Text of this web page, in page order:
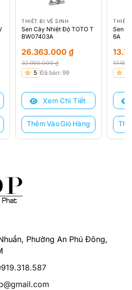
THIẾT BỊ VỆ SINH
Sen Cây Nhiệt Độ TOTO T
BW07403A
32.950.000₫
Giá
là:
32.950.000 ₫.
26.363.000₫
Giá
tại
26.363.000 ₫.
5 Đã bán: 99
Xem Chi Tiết
Thêm Vào Giỏ Hàng
THIẾT
Sen
6A
Giá
là:
Giá
tại
Phường An Phú Đông,